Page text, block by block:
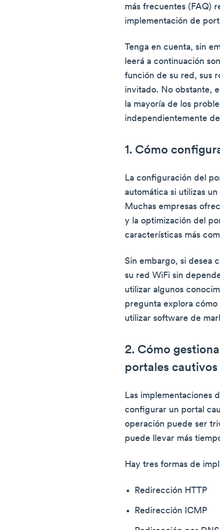
más frecuentes (FAQ)
implementación de
Tenga en cuenta, sin
leerá a continuación
función de su red, sus
invitado. No obstante,
la mayoría de los
independientemente
1. Cómo
La configuración del
automática si utilizas un
Muchas empresas
y la optimización del
características más
Sin embargo, si desea
su red WiFi sin
utilizar algunos
pregunta explora
utilizar software de
2. Cómo
portales cautivos
Las implementaciones
configurar un portal
operación puede ser
puede llevar más
Hay tres formas de
Redirección HTTP
Redirección ICMP